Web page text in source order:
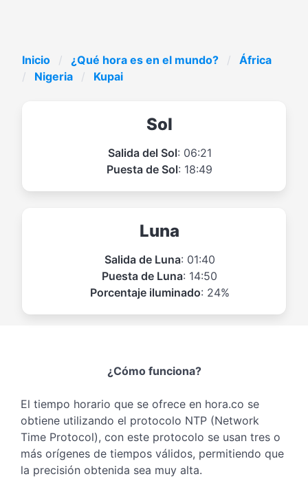
Inicio ¿Qué hora es en el mundo?
África
Nigeria
Kupai
Sol
Salida del Sol: 06:21
Puesta de Sol: 18:49
Luna
Salida de Luna: 01:40
Puesta de Luna: 14:50
Porcentaje iluminado: 24%
¿Cómo funciona?
El tiempo horario que se ofrece en hora.co se
obtiene utilizando el protocolo NTP (Network
Time Protocol), con este protocolo se usan tres o
más orígenes de tiempos válidos, permitiendo que
la precisión obtenida sea muy alta.